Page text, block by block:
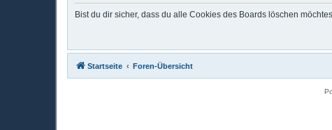
Bist du dir sicher, dass du alle Cookies des Boards löschen
Startseite Foren-Übersicht